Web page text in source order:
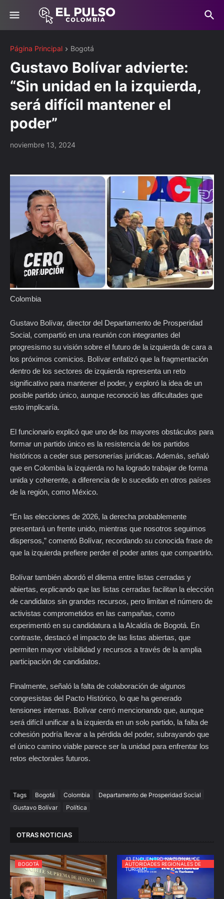
Página Principal Bogotá
Gustavo Bolívar advierte:
“Sin unidad en la izquierda,
será difícil mantener el
poder”
noviembre 13, 2024
Colombia
Gustavo Bolívar, director del Departamento de Prosperidad
Social, compartió en una reunión con integrantes del
progresismo su visión sobre el futuro de la izquierda de cara a
los próximos comicios. Bolívar enfatizó que la fragmentación
dentro de los sectores de izquierda representa un reto
significativo para mantener el poder, y exploró la idea de un
posible partido único, aunque reconoció las dificultades que
esto implicaría.
El funcionario explicó que uno de los mayores obstáculos para
formar un partido único es la resistencia de los partidos
históricos a ceder sus personerías jurídicas. Además, señaló
que en Colombia la izquierda no ha logrado trabajar de forma
unida y coherente, a diferencia de lo sucedido en otros países
de la región, como México.
“En las elecciones de 2026, la derecha probablemente
presentará un frente unido, mientras que nosotros seguimos
dispersos,” comentó Bolívar, recordando su conocida frase de
que la izquierda prefiere perder el poder antes que compartirlo.
Bolívar también abordó el dilema entre listas cerradas y
abiertas, explicando que las listas cerradas facilitan la elección
de candidatos sin grandes recursos, pero limitan el número de
activistas comprometidos en las campañas, como
experimentó en su candidatura a la Alcaldía de Bogotá. En
contraste, destacó el impacto de las listas abiertas, que
permiten mayor visibilidad y recursos a través de la amplia
participación de candidatos.
Finalmente, señaló la falta de colaboración de algunos
congresistas del Pacto Histórico, lo que ha generado
tensiones internas. Bolívar cerró mencionando que, aunque
será difícil unificar a la izquierda en un solo partido, la falta de
cohesión podría llevar a la pérdida del poder, subrayando que
el único camino viable parece ser la unidad para enfrentar los
retos electorales futuros.
Tags Bogotá Colombia
Departamento de Prosperidad Social
Gustavo Bolívar
Política
OTRAS NOTICIAS
BOGOTÁ
43 ENCUENTRO NACIONAL DE
AUTORIDADES REGIONALES DE
TURISMO